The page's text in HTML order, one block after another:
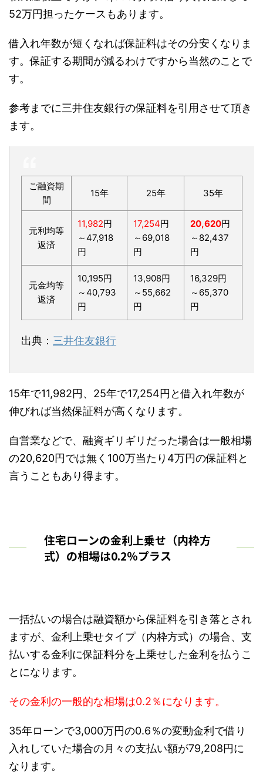
52万円担ったケースもあります。
借入れ年数が短くなれば保証料はその分安くなりま
す。保証する期間が減るわけですから当然のことで
す。
参考までに三井住友銀行の保証料を引用させて頂き
ます。
ご融資期
間
15年 25年 35年
元利均等
返済
11,982円
～47,918
円
17,254円
～69,018
円
20,620円
～82,437
円
元金均等
返済
10,195円
～40,793
円
13,908円
～55,662
円
16,329円
～65,370
円
出典： 三井住友銀行
15年で11,982円、25年で17,254円と借入れ年数が
伸びれば当然保証料が高くなります。
自営業などで、融資ギリギリだった場合は一般相場
の20,620円では無く100万当たり4万円の保証料と
言うこともあり得ます。
住宅ローンの金利上乗せ（内枠方
式）の相場は0.2％プラス
一括払いの場合は融資額から保証料を引き落とされ
ますが、金利上乗せタイプ（内枠方式）の場合、支
払いする金利に保証料分を上乗せした金利を払うこ
とになります。
その金利の一般的な相場は0.2％になります。
35年ローンで3,000万円の0.6％の変動金利で借り
入れしていた場合の月々の支払い額が79,208円に
なります。